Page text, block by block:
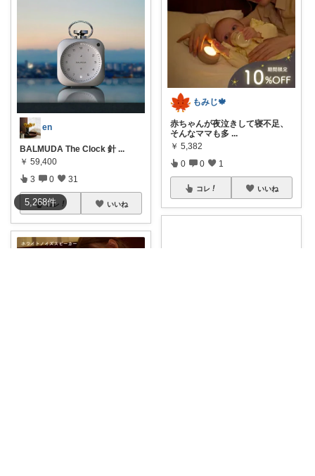
5,268件
en
BALMUDA The Clock 針 ...
￥ 59,400
3 0 31
コレ いいね
もみじ🍁
赤ちゃんが夜泣きして寝不足、
そんなママも多 ...
￥ 5,382
0 0 1
コレ いいね